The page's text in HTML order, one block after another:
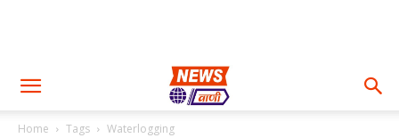
Home Tags Waterlogging